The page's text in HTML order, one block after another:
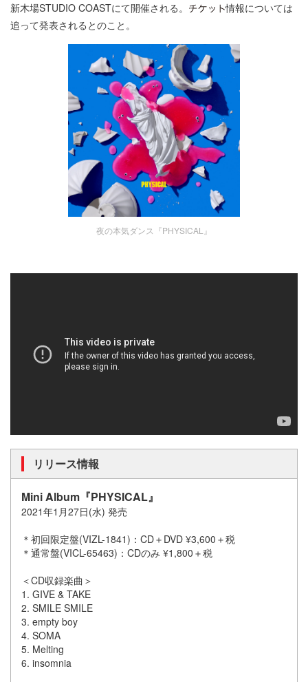
新⽊場STUDIO COASTにて開催される。
情報については
追って発表されるとのこと。
夜の本気ダンス『PHYSICAL』
リリース情報
Mini Album『PHYSICAL』
2021年1月27日(水) 発売
＊初回限定盤(VIZL-1841)：CD＋DVD ¥3,600＋税
＊通常盤(VICL-65463)：CDのみ ¥1,800＋税
＜CD収録楽曲＞
1. GIVE & TAKE
2. SMILE SMILE
3. empty boy
4. SOMA
5. Melting
6. insomnia